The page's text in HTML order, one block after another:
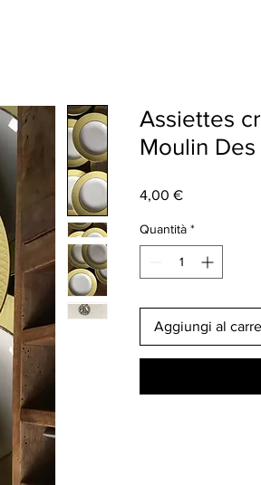
Assiettes
Moulin
4,00 €Prezzo
Quantità *
Aggiungi al